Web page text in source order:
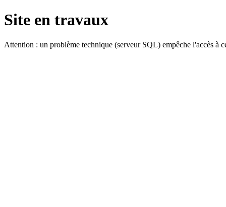
Site en travaux
Attention : un problème technique (serveur SQL) empêche l'accès à